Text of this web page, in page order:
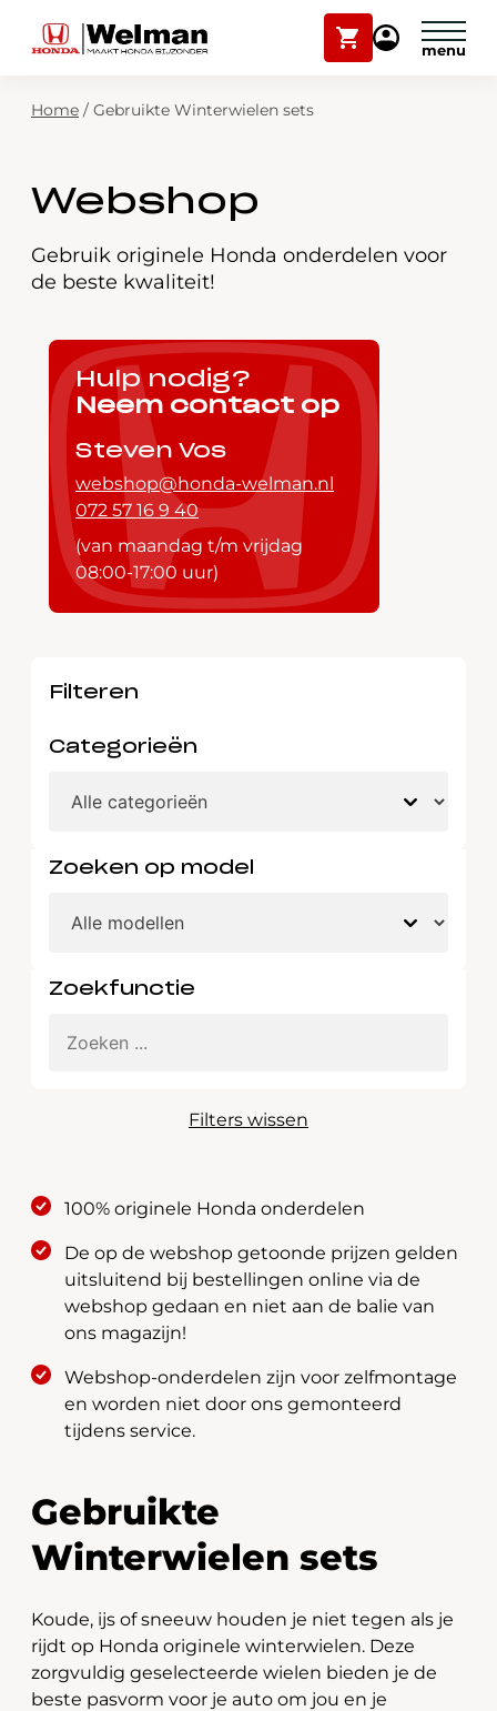
Winkelwagen
Mijn
Modellen
Over ons
Webshop
Contact
Zoekfunctie
Plan onderhoud
Mijn Honda Welman
Home / Gebruikte Winterwielen sets
Webshop
Gebruik originele Honda onderdelen voor
de beste kwaliteit!
Hulp nodig?
Neem contact op
Steven Vos
webshop@honda-welman.nl
072 57 16 9 40
(van maandag t/m vrijdag
08:00-17:00 uur)
Filteren
Categorieën
Zoeken op model
Zoekfunctie
Filters wissen
100% originele Honda onderdelen
De op de webshop getoonde prijzen gelden
uitsluitend bij bestellingen online via de
webshop gedaan en niet aan de balie van
ons magazijn!
Webshop-onderdelen zijn voor zelfmontage
en worden niet door ons gemonteerd
tijdens service.
Gebruikte
Winterwielen sets
Koude, ijs of sneeuw houden je niet tegen als je
rijdt op Honda originele winterwielen. Deze
zorgvuldig geselecteerde wielen bieden je de
beste pasvorm voor je auto om jou en je